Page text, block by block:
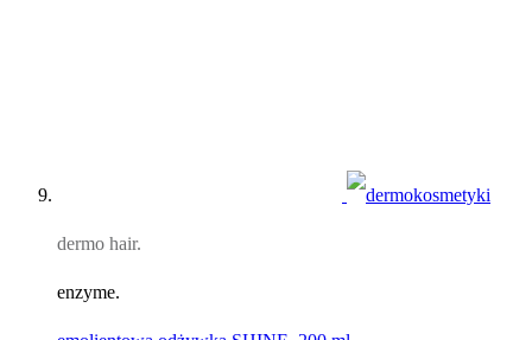
dermo hair.
enzyme.